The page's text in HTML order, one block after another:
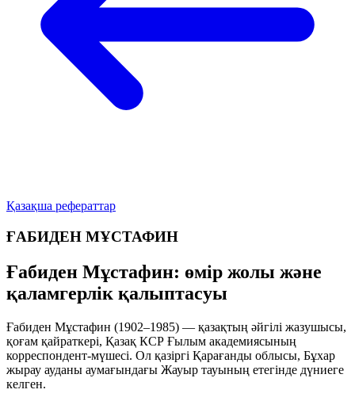
Қазақша рефераттар
ҒАБИДЕН МҰСТАФИН
Ғабиден Мұстафин: өмір жолы және
қаламгерлік қалыптасуы
Ғабиден Мұстафин (1902–1985) — қазақтың әйгілі жазушысы,
қоғам қайраткері, Қазақ КСР Ғылым академиясының
корреспондент-мүшесі. Ол қазіргі Қарағанды облысы, Бұхар
жырау ауданы аумағындағы Жауыр тауының етегінде дүниеге
келген.